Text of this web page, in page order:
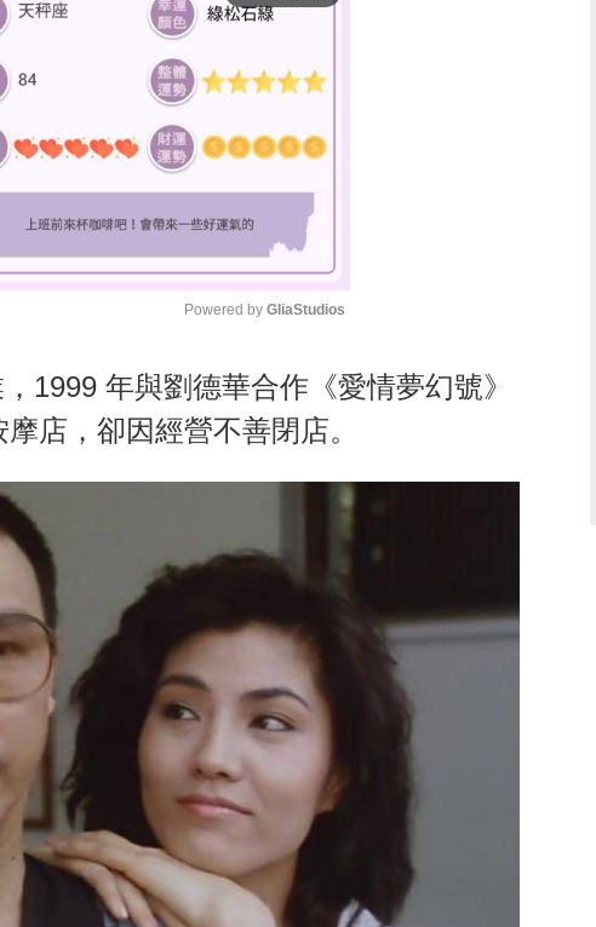
M
u
t
e
Powered by GliaStudios
1999 年與劉德華合作《愛情夢幻號》
店，卻因經營不善閉店。